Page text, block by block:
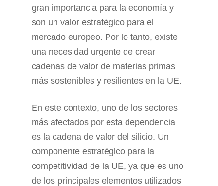
gran importancia para la economía y
son un valor estratégico para el
mercado europeo. Por lo tanto, existe
una necesidad urgente de crear
cadenas de valor de materias primas
más sostenibles y resilientes en la UE.
En este contexto, uno de los sectores
más afectados por esta dependencia
es la cadena de valor del silicio. Un
componente estratégico para la
competitividad de la UE, ya que es uno
de los principales elementos utilizados